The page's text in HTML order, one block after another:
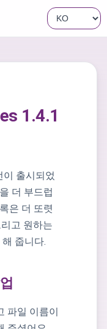
1.4.1
이 출시되었
더 부드럽
은 더 또렷
고 원하는
줍니다.
파일 이름이